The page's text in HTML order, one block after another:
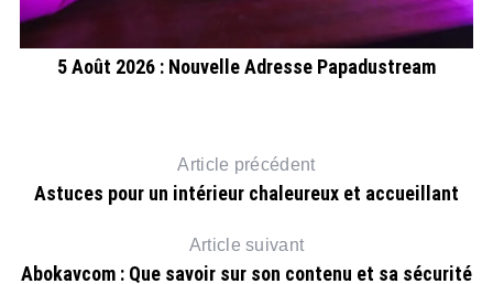
5 Août 2026 : Nouvelle Adresse Papadustream
Article précédent
Astuces pour un intérieur chaleureux et accueillant
Article suivant
Abokavcom : Que savoir sur son contenu et sa sécurité